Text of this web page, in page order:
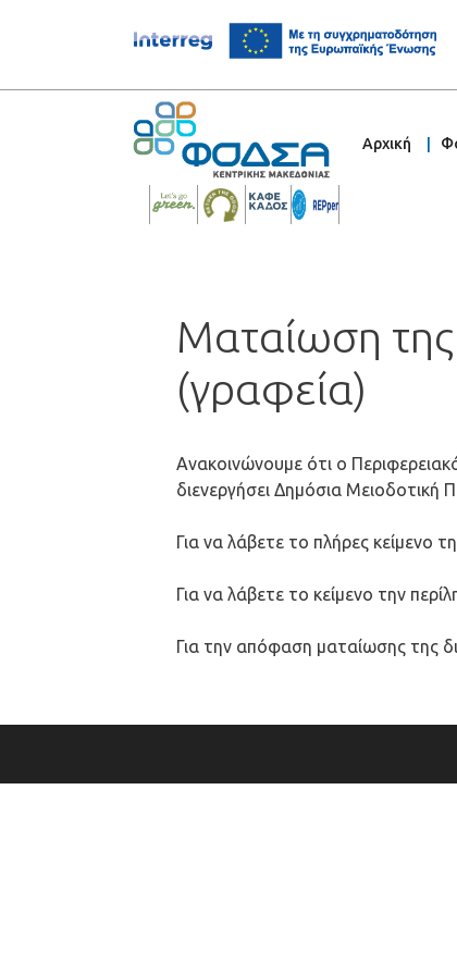
Αρχική
Ματαίωση της
(γραφεία)
Ανακοινώνουμε ότι ο
διενεργήσει Δημόσια
Για να λάβετε το πλήρες κείμενο
Για να λάβετε το κείμενο την
Για την απόφαση ματαίωσης της